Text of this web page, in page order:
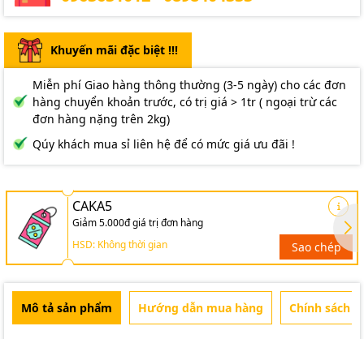
Khuyến mãi đặc biệt !!!
Miễn phí Giao hàng thông thường (3-5 ngày) cho các đơn
hàng chuyển khoản trước, có trị giá > 1tr ( ngoại trừ các
đơn hàng nặng trên 2kg)
Qúy khách mua sỉ liên hệ để có mức giá ưu đãi !
CAKA5
Giảm 5.000đ giá trị đơn hàng
HSD: Không thời gian
Sao chép
Mô tả sản phẩm Hướng dẫn mua hàng Chính sách